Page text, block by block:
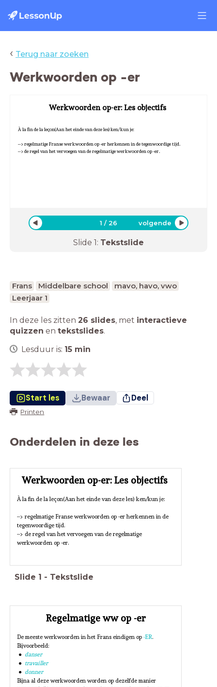
‹ Terug naar zoeken
Werkwoorden op -er
Werkwoorden op-er: Les objectifs
À la fin de la leçon(Aan het einde van deze les) ken/kun je:
--> regelmatige Franse werkwoorden op -er herkennen in de tegenwoordige tijd.
--> de regel van het vervoegen van de regelmatige werkwoorden op -er.
1 /26 volgende
Slide 1: Tekstslide
Frans Middelbare school
mavo, havo, vwo
Leerjaar 1
In deze les zitten 26 slides, met interactieve
quizzen en tekstslides.
Lesduur is: 15 min
Start les Bewaar Deel
Printen
Onderdelen in deze les
Werkwoorden op-er: Les objectifs
À la fin de la leçon(Aan het einde van deze les) ken/kun je:
--> regelmatige Franse werkwoorden op -er herkennen in de
tegenwoordige tijd.
--> de regel van het vervoegen van de regelmatige
werkwoorden op -er.
Slide 1 - Tekstslide
Regelmatige ww op -er
De meeste werkwoorden in het Frans eindigen op -ER.
Bijvoorbeeld:
danser
travailler
donner
Bijna al deze werkwoorden worden op dezelfde manier